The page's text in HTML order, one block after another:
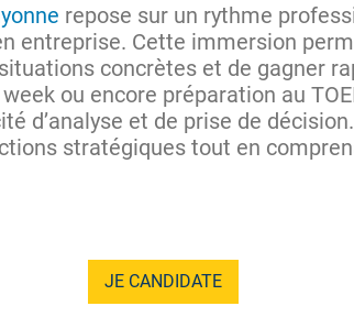
repose sur un rythme
entreprise. Cette immersion
concrètes et de gagner
ou encore préparation au
d’analyse et de prise de
stratégiques tout en
JE CANDIDATE